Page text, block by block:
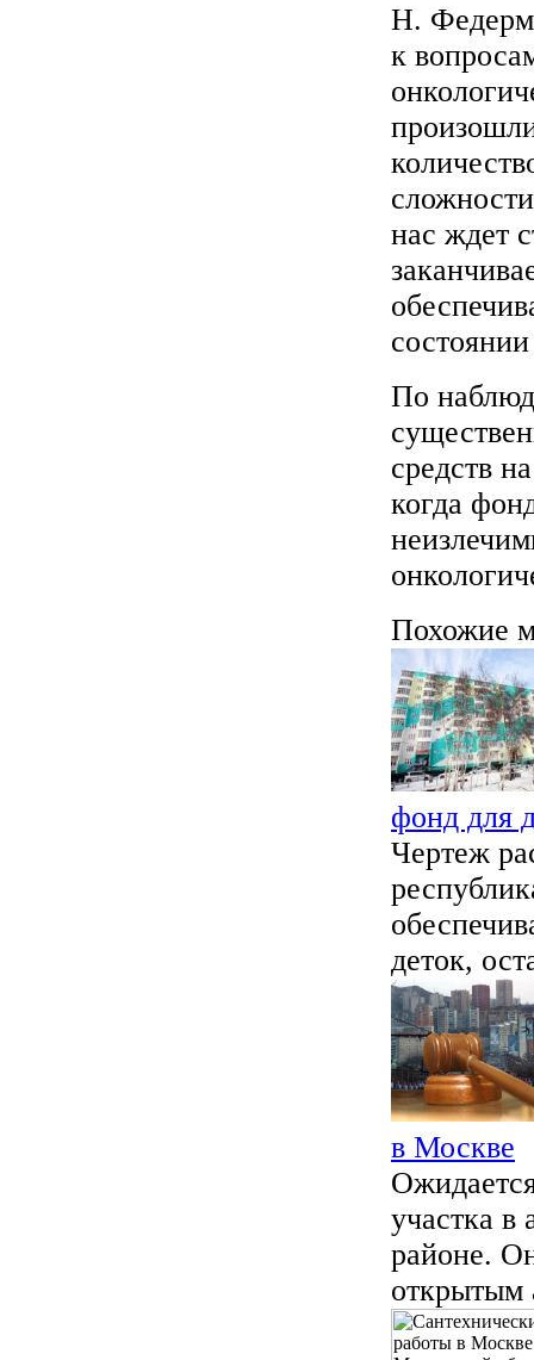
Н.
к
нас ждет
По
средств
когда
Похожие
фонд для
Чертеж
деток,
в Москве
участка в
районе.
открытым